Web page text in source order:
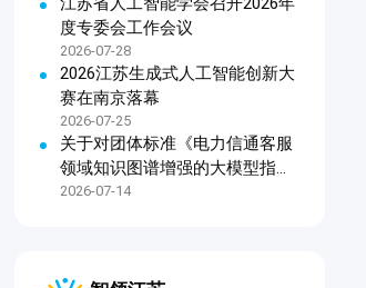
品展览会新闻发布会在宁召开
度专委会工作会议
2026-07-28
2026江苏生成式人工智能创新大
赛在南京落幕
2026-07-25
关于对团体标准《电力信通客服
领域知识图谱增强的大模型指令
微调技术规范》公开征求意见的
2026-07-14